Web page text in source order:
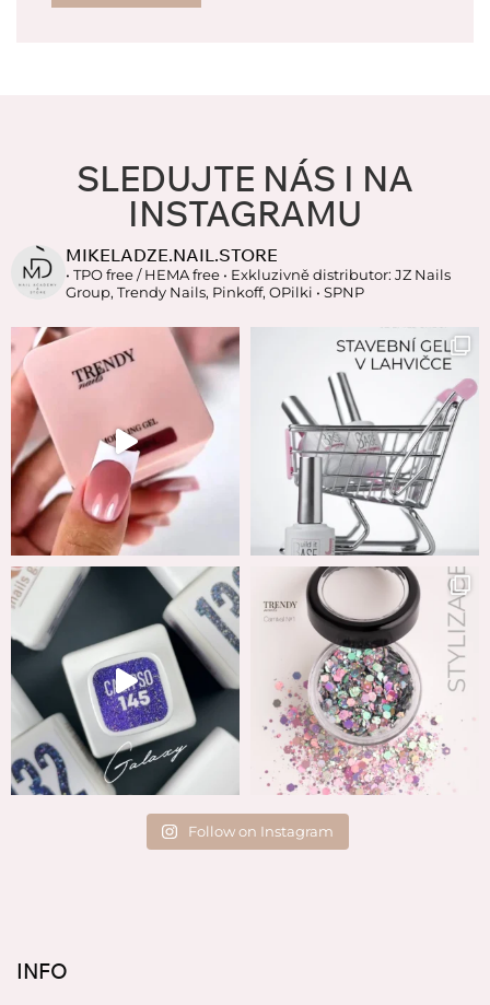
SLEDUJTE NÁS I NA
INSTAGRAMU
MIKELADZE.NAIL.STORE
• TPO free / HEMA free • Exkluzivně distributor: JZ Nails
Group, Trendy Nails, Pinkoff, OPilki • SPNP
Follow on Instagram
INFO